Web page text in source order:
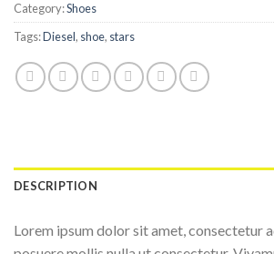
Category:Shoes
Tags:Diesel, shoe, stars
DESCRIPTION
Lorem ipsum dolor sit amet, consectetur